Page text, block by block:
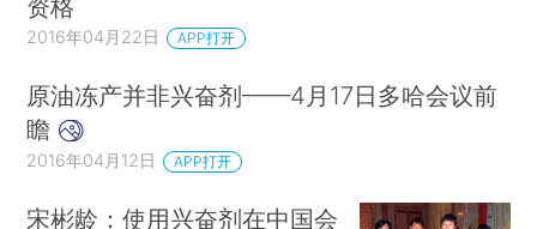
资格
2016年04月22日 APP打开
原油冻产并非兴奋剂——4月17日多哈会议前
瞻
2016年04月12日 APP打开
宋彬龄：使用兴奋剂在中国会